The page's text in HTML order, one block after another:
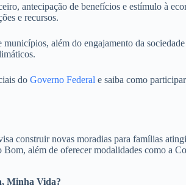
antecipação de benefícios e estímulo à
e recursos.
além do engajamento da
do Governo Federal e saiba como
construir novas moradias para famílias
além de oferecer modalidades como a
Minha Vida?